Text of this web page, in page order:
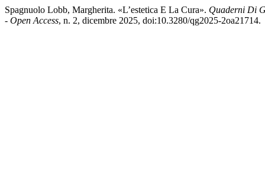
Spagnuolo Lobb, Margherita. «L’estetica E La Cura». Quaderni Di
- Open Access, n. 2, dicembre 2025, doi:10.3280/qg2025-2oa21714.